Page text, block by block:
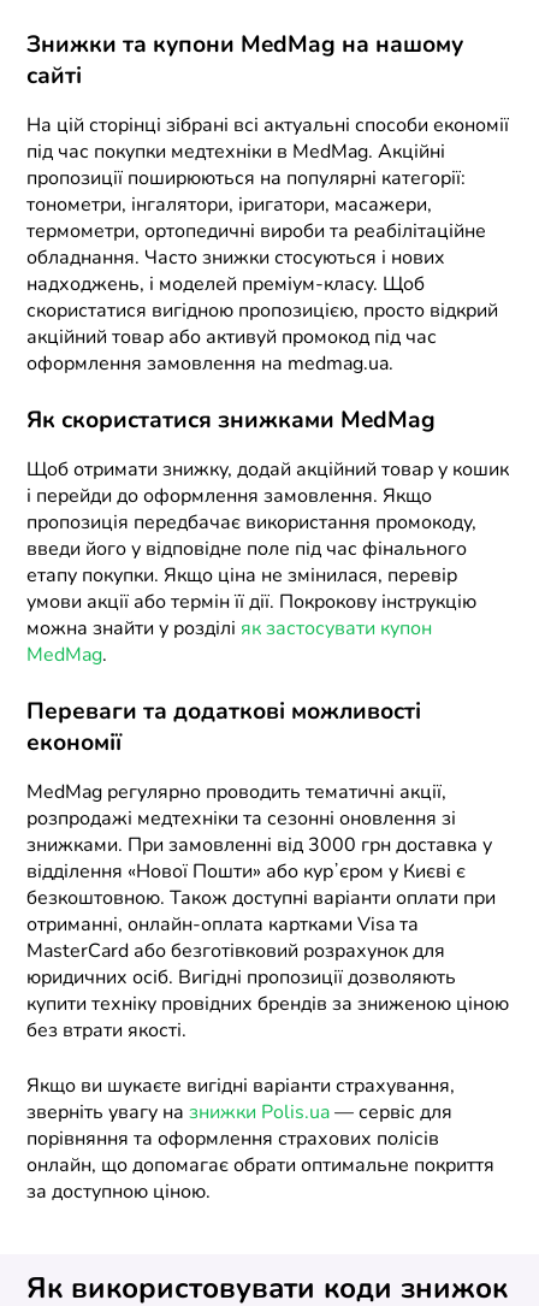
Знижки та купони MedMag на нашому
сайті
На цій сторінці зібрані всі актуальні способи економії
під час покупки медтехніки в MedMag. Акційні
пропозиції поширюються на популярні категорії:
тонометри, інгалятори, іригатори, масажери,
термометри, ортопедичні вироби та реабілітаційне
обладнання. Часто знижки стосуються і нових
надходжень, і моделей преміум-класу. Щоб
скористатися вигідною пропозицією, просто відкрий
акційний товар або активуй промокод під час
оформлення замовлення на medmag.ua.
Як скористатися знижками MedMag
Щоб отримати знижку, додай акційний товар у кошик
і перейди до оформлення замовлення. Якщо
пропозиція передбачає використання промокоду,
введи його у відповідне поле під час фінального
етапу покупки. Якщо ціна не змінилаcя, перевір
умови акції або термін її дії. Покрокову інструкцію
можна знайти у розділі як застосувати купон
MedMag.
Переваги та додаткові можливості
економії
MedMag регулярно проводить тематичні акції,
розпродажі медтехніки та сезонні оновлення зі
знижками. При замовленні від 3000 грн доставка у
відділення «Нової Пошти» або курʼєром у Києві є
безкоштовною. Також доступні варіанти оплати при
отриманні, онлайн-оплата картками Visa та
MasterCard або безготівковий розрахунок для
юридичних осіб. Вигідні пропозиції дозволяють
купити техніку провідних брендів за зниженою ціною
без втрати якості.
Якщо ви шукаєте вигідні варіанти страхування,
зверніть увагу назнижки Polis.ua — сервіс для
порівняння та оформлення страхових полісів
онлайн, що допомагає обрати оптимальне покриття
за доступною ціною.
Як використовувати коди знижок